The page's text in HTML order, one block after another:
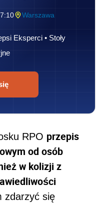
Warszawa
Eksperci • Stoły
RPO przepis
od osób
w kolizji z
zdarzyć się